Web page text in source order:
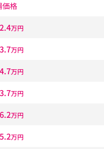
価格
万円
万円
万円
万円
万円
万円